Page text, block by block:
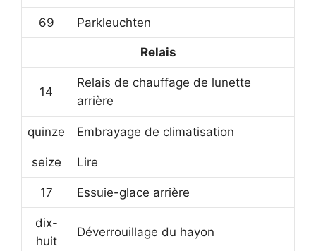
69 Parkleuchten
Relais
14
Relais de chauffage de lunette
arrière
quinze Embrayage de climatisation
seize Lire
17 Essuie-glace arrière
dix-
huit
Déverrouillage du hayon